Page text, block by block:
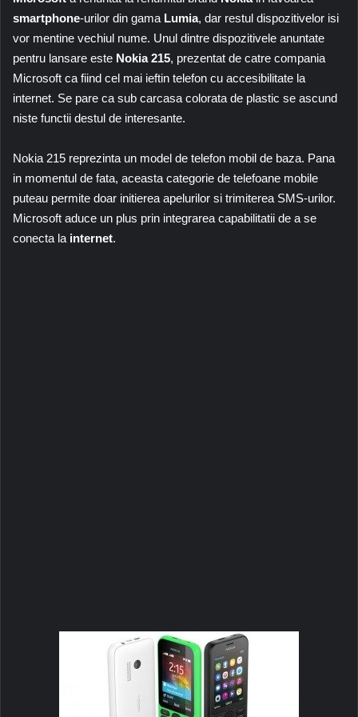
smartphone-urilor din gama Lumia, dar restul dispozitivelor isi
vor mentine vechiul nume. Unul dintre dispozitivele anuntate
pentru lansare este Nokia 215, prezentat de catre compania
Microsoft ca fiind cel mai ieftin telefon cu accesibilitate la
internet. Se pare ca sub carcasa colorata de plastic se ascund
niste functii destul de interesante.
Nokia 215 reprezinta un model de telefon mobil de baza. Pana
in momentul de fata, aceasta categorie de telefoane mobile
puteau permite doar initierea apelurilor si trimiterea SMS-urilor.
Microsoft aduce un plus prin integrarea capabilitatii de a se
conecta la internet.